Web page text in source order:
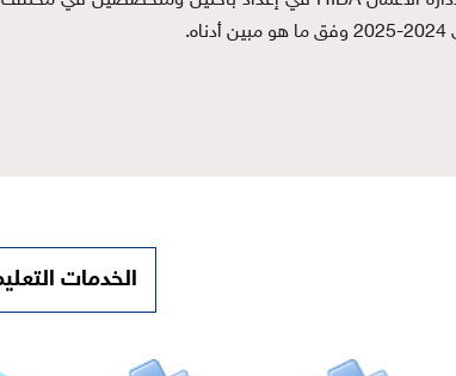
2025-2024 وفق ما هو مبين أدناه.
الخدمات